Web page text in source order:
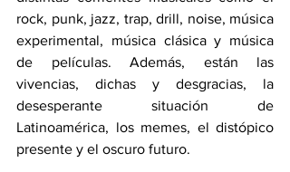
rock, punk, jazz, trap, drill, noise, música
experimental, música clásica y música
de películas. Además, están las
vivencias, dichas y desgracias, la
desesperante situación de
Latinoamérica, los memes, el distópico
presente y el oscuro futuro.